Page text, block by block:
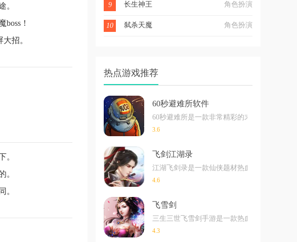
。
！
招。
。
。
。
9 长生神王 角色扮演
10 弑杀天魔 角色扮演
热点游戏推荐
60秒避难所软件
60秒避难所是一款非常精彩的末日生存类手
3.6
飞剑江湖录
江湖飞剑录是一款仙侠题材热血冒险手游，
4.6
飞雪剑
三生三世飞雪剑手游是一款热血无限的战斗
4.3